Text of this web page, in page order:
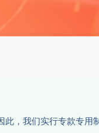
，我们实行专款专用